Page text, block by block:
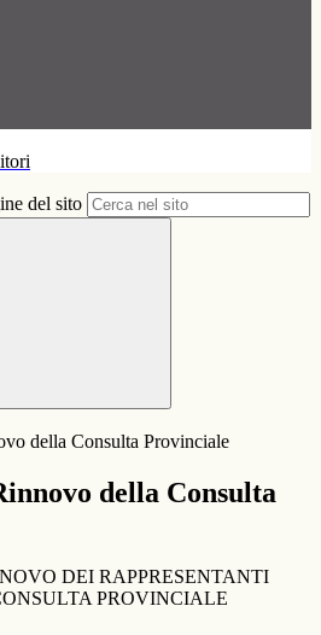
del sito
della Consulta Provinciale
della Consulta
DEI RAPPRESENTANTI
PROVINCIALE